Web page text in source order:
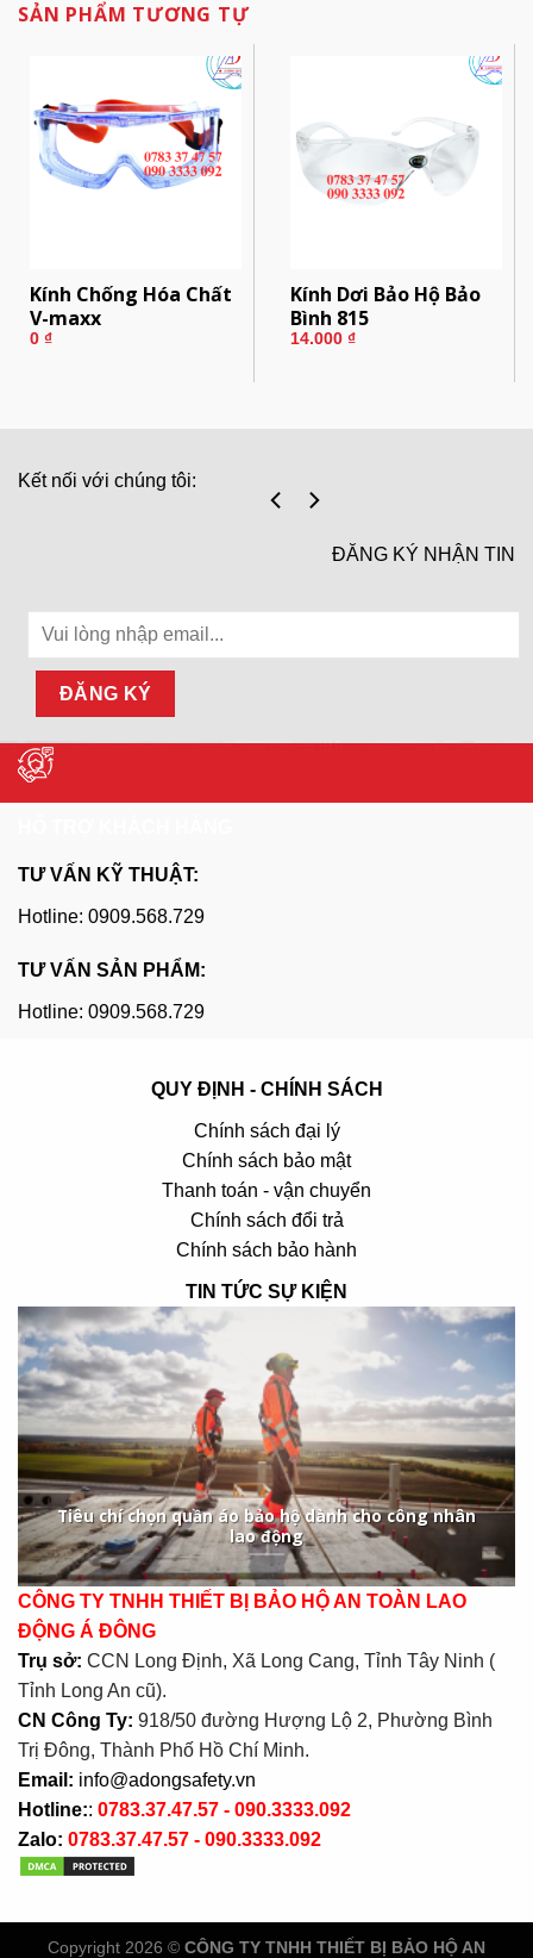
SẢN PHẨM TƯƠNG TỰ
Kính Chống Hóa Chất
V-maxx
0 ₫
Kính Dơi Bảo Hộ Bảo
Bình 815
14.000 ₫
Kết nối với chúng tôi:
ĐĂNG KÝ NHẬN TIN
TƯ VẤN KỸ THUẬT:
Hotline: 0909.568.729
TƯ VẤN SẢN PHẨM:
Hotline: 0909.568.729
QUY ĐỊNH - CHÍNH SÁCH
Chính sách đại lý
Chính sách bảo mật
Thanh toán - vận chuyển
Chính sách đổi trả
Chính sách bảo hành
TIN TỨC SỰ KIỆN
Tiêu chí chọn quần áo bảo hộ dành cho công nhân
lao động
CÔNG TY TNHH THIẾT BỊ BẢO HỘ AN TOÀN LAO
ĐỘNG Á ĐÔNG
Trụ sở: CCN Long Định, Xã Long Cang, Tỉnh Tây Ninh (
Tỉnh Long An cũ).
CN Công Ty: 918/50 đường Hượng Lộ 2, Phường Bình
Trị Đông, Thành Phố Hồ Chí Minh.
Email: info@adongsafety.vn
Hotline:: 0783.37.47.57 - 090.3333.092
Zalo: 0783.37.47.57 - 090.3333.092
Copyright 2026 © CÔNG TY TNHH THIẾT BỊ BẢO HỘ AN